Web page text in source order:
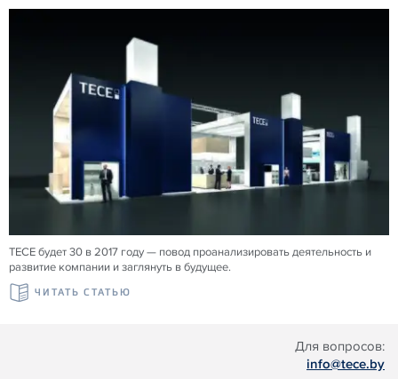
Для вопросов:
info@tece.by
TECE будет 30 в 2017 году — повод проанализировать деятельность и
развитие компании и заглянуть в будущее.
ЧИТАТЬ СТАТЬЮ